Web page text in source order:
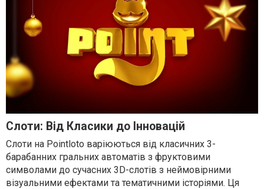
Слоти: Від Класики до Інновацій
Слоти на Pointloto варіюються від класичних 3-
барабанних гральних автоматів з фруктовими
символами до сучасних 3D-слотів з неймовірними
візуальними ефектами та тематичними історіями. Ця